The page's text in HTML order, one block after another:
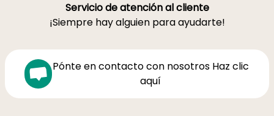
Servicio de atención al cliente
¡Siempre hay alguien para ayudarte!
Pónte en contacto con nosotros Haz clic
aquí